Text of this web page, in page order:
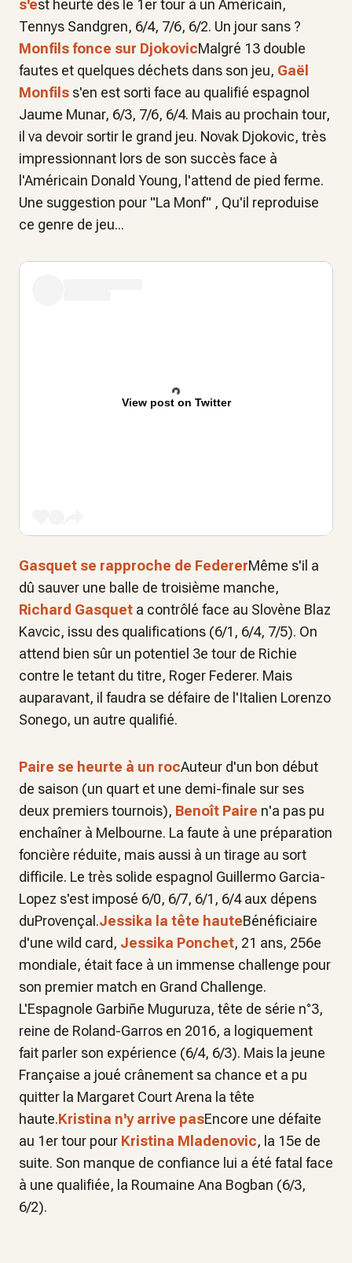
s'est heurté dès le 1er tour à un Américain,
Tennys Sandgren, 6/4, 7/6, 6/2. Un jour sans ?
Monfils fonce sur DjokovicMalgré 13 double
fautes et quelques déchets dans son jeu, Gaël
Monfils s'en est sorti face au qualifié espagnol
Jaume Munar, 6/3, 7/6, 6/4. Mais au prochain tour,
il va devoir sortir le grand jeu. Novak Djokovic, très
impressionnant lors de son succès face à
l'Américain Donald Young, l'attend de pied ferme.
Une suggestion pour "La Monf" , Qu'il reproduise
ce genre de jeu...
View post on Twitter
Gasquet se rapproche de FedererMême s'il a
dû sauver une balle de troisième manche,
Richard Gasquet a contrôlé face au Slovène Blaz
Kavcic, issu des qualifications (6/1, 6/4, 7/5). On
attend bien sûr un potentiel 3e tour de Richie
contre le tetant du titre, Roger Federer. Mais
auparavant, il faudra se défaire de l'Italien Lorenzo
Sonego, un autre qualifié.
Paire se heurte à un rocAuteur d'un bon début
de saison (un quart et une demi-finale sur ses
deux premiers tournois), Benoît Paire n'a pas pu
enchaîner à Melbourne. La faute à une préparation
foncière réduite, mais aussi à un tirage au sort
difficile. Le très solide espagnol Guillermo Garcia-
Lopez s'est imposé 6/0, 6/7, 6/1, 6/4 aux dépens
duProvençal.Jessika la tête hauteBénéficiaire
d'une wild card, Jessika Ponchet, 21 ans, 256e
mondiale, était face à un immense challenge pour
son premier match en Grand Challenge.
L'Espagnole Garbiñe Muguruza, tête de série n°3,
reine de Roland-Garros en 2016, a logiquement
fait parler son expérience (6/4, 6/3). Mais la jeune
Française a joué crânement sa chance et a pu
quitter la Margaret Court Arena la tête
haute.Kristina n'y arrive pasEncore une défaite
au 1er tour pour Kristina Mladenovic, la 15e de
suite. Son manque de confiance lui a été fatal face
à une qualifiée, la Roumaine Ana Bogban (6/3,
6/2).